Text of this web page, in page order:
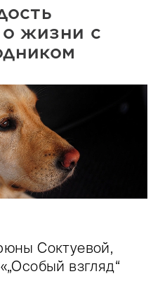
жизни с
Соктуевой,
взгляд“